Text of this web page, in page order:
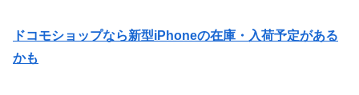
ドコモショップなら新型iPhoneの在庫・入荷予定がある
かも